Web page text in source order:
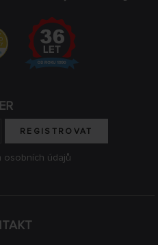
REGISTROVAT
osobních údajů